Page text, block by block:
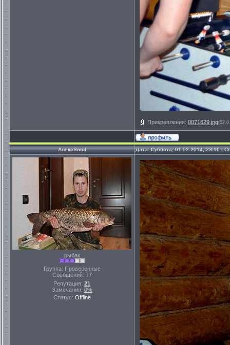
Прикрепления: 0071629.jpg(52.0
АлексSmol Дата: Суббота, 01.02.2014, 23:16 |
рыбак
Группа: Проверенные
Сообщений: 77
Репутация: 21
Замечания: 0%
Статус: Offline